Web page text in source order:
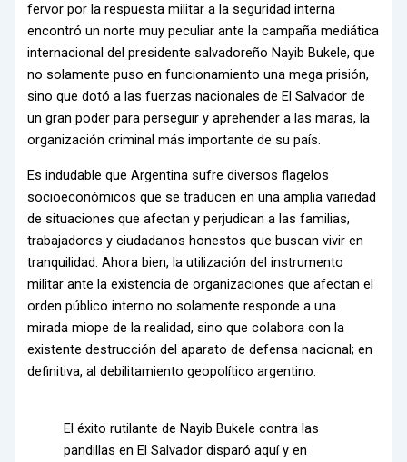
fervor por la respuesta militar a la seguridad interna
encontró un norte muy peculiar ante la campaña mediática
internacional del presidente salvadoreño Nayib Bukele, que
no solamente puso en funcionamiento una mega prisión,
sino que dotó a las fuerzas nacionales de El Salvador de
un gran poder para perseguir y aprehender a las maras, la
organización criminal más importante de su país.
Es indudable que Argentina sufre diversos flagelos
socioeconómicos que se traducen en una amplia variedad
de situaciones que afectan y perjudican a las familias,
trabajadores y ciudadanos honestos que buscan vivir en
tranquilidad. Ahora bien, la utilización del instrumento
militar ante la existencia de organizaciones que afectan el
orden público interno no solamente responde a una
mirada miope de la realidad, sino que colabora con la
existente destrucción del aparato de defensa nacional; en
definitiva, al debilitamiento geopolítico argentino.
El éxito rutilante de Nayib Bukele contra las
pandillas en El Salvador disparó aquí y en